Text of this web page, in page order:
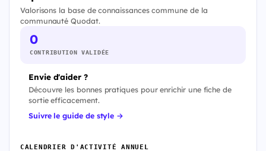
Valorisons la base de connaissances commune de la
communauté Quodat.
0
CONTRIBUTION VALIDÉE
Envie d'aider ?
Découvre les bonnes pratiques pour enrichir une fiche de
sortie efficacement.
Suivre le guide de style →
CALENDRIER D'ACTIVITÉ ANNUEL